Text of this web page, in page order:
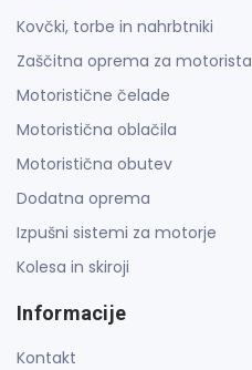
Kovčki, torbe in nahrbtniki
Zaščitna oprema za motorista
Motoristične čelade
Motoristična oblačila
Motoristična obutev
Dodatna oprema
Izpušni sistemi za motorje
Kolesa in skiroji
Informacije
Kontakt